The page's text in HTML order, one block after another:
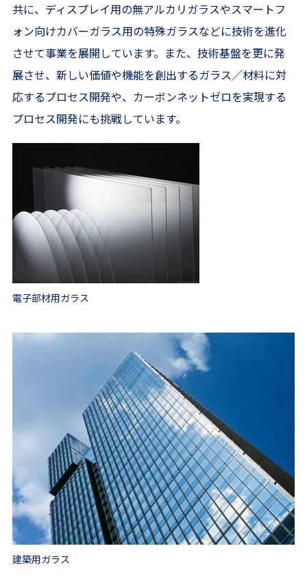
共に、ディスプレイ用の無アルカリガラスやスマートフ
ォン向けカバーガラス用の特殊ガラスなどに技術を進化
させて事業を展開しています。また、技術基盤を更に発
展させ、新しい価値や機能を創出するガラス╱材料に対
応するプロセス開発や、カーボンネットゼロを実現する
プロセス開発にも挑戦しています。
電子部材用ガラス
建築用ガラス